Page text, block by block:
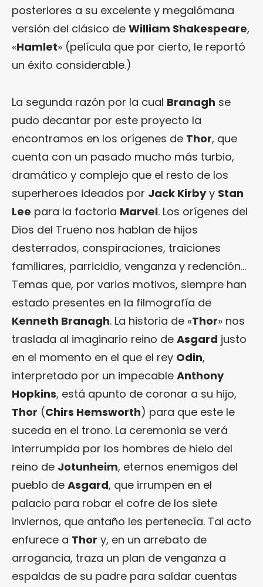
posteriores a su excelente y megalómana
versión del clásico de William Shakespeare,
«Hamlet» (película que por cierto, le reportó
un éxito considerable.)
La segunda razón por la cual Branagh se
pudo decantar por este proyecto la
encontramos en los orígenes de Thor, que
cuenta con un pasado mucho más turbio,
dramático y complejo que el resto de los
superheroes ideados por Jack Kirbyy Stan
Lee para la factoria Marvel. Los orígenes del
Dios del Trueno nos hablan de hijos
desterrados, conspiraciones, traiciones
familiares, parricidio, venganza y redención…
Temas que, por varios motivos, siempre han
estado presentes en la filmografía de
Kenneth Branagh. La historia de «Thor» nos
traslada al imaginario reino de Asgard justo
en el momento en el que el rey Odin,
interpretado por un impecable Anthony
Hopkins, está apunto de coronar a su hijo,
Thor (Chirs Hemsworth) para que este le
suceda en el trono. La ceremonia se verá
interrumpida por los hombres de hielo del
reino de Jotunheim, eternos enemigos del
pueblo de Asgard, que irrumpen en el
palacio para robar el cofre de los siete
inviernos, que antaño les pertenecía. Tal acto
enfurece a Thor y, en un arrebato de
arrogancia, traza un plan de venganza a
espaldas de su padre para saldar cuentas